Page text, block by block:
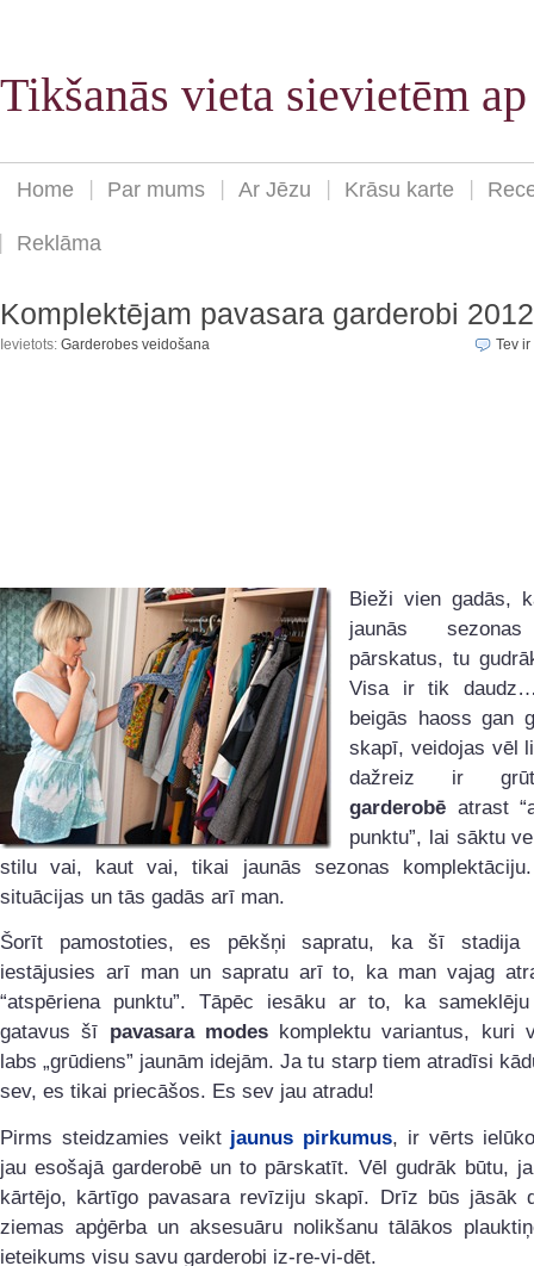
Tikšanās vieta sievietēm
Home Par mums Ar Jēzu Krāsu karte
Reklāma
Komplektējam pavasara garderobi 2012
Ievietots: Garderobes veidošana Tev ir
Bieži vien gadās,
jaunās
pārskatus, tu
Visa ir tik
beigās haoss gan
skapī, veidojas vēl
dažreiz ir
garderobē atrast
punktu”, lai sāktu
stilu vai, kaut vai, tikai jaunās sezonas
situācijas un tās gadās arī man.
Šorīt pamostoties, es pēkšņi sapratu, ka šī stadija
iestājusies arī man un sapratu arī to, ka man vajag
“atspēriena punktu”. Tāpēc iesāku ar to, ka
gatavus šī pavasara modeskomplektu variantus, kuri
labs „grūdiens” jaunām idejām. Ja tu starp tiem atradīsi
sev, es tikai priecāšos. Es sev jau atradu!
Pirms steidzamies veikt jaunus pirkumus, ir vērts
jau esošajā garderobē un to pārskatīt. Vēl gudrāk būtu,
kārtējo, kārtīgo pavasara revīziju skapī. Drīz būs jāsāk
ziemas apģērba un aksesuāru nolikšanu tālākos
ieteikums visu savu garderobi iz-re-vi-dēt.